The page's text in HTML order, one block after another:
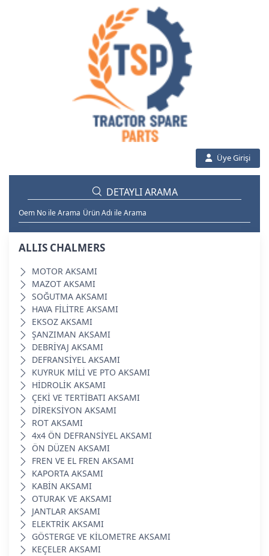
Üye Girişi
DETAYLI ARAMA
Oem No ile Arama Ürün Adı ile Arama
ALLIS CHALMERS
MOTOR AKSAMI
MAZOT AKSAMI
SOĞUTMA AKSAMI
HAVA FİLİTRE AKSAMI
EKSOZ AKSAMI
ŞANZIMAN AKSAMI
DEBRİYAJ AKSAMI
DEFRANSİYEL AKSAMI
KUYRUK MİLİ VE PTO AKSAMI
HİDROLİK AKSAMI
ÇEKİ VE TERTİBATI AKSAMI
DİREKSİYON AKSAMI
ROT AKSAMI
4x4 ÖN DEFRANSİYEL AKSAMI
ÖN DÜZEN AKSAMI
FREN VE EL FREN AKSAMI
KAPORTA AKSAMI
KABİN AKSAMI
OTURAK VE AKSAMI
JANTLAR AKSAMI
ELEKTRİK AKSAMI
GÖSTERGE VE KİLOMETRE AKSAMI
KEÇELER AKSAMI